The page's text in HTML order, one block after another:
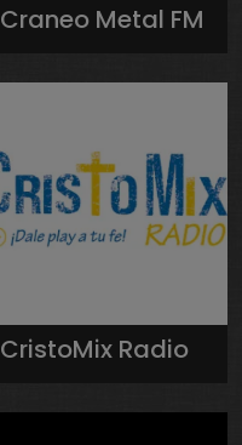
Craneo Metal FM
CristoMix Radio